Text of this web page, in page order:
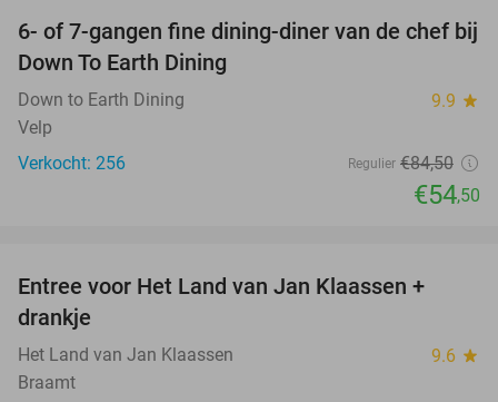
36%
6- of 7-gangen fine dining-diner van de chef bij
Down To Earth Dining
Down to Earth Dining 9.9 star
Velp
Verkocht: 256
Regulier €84,50
€54,50
Entree voor Het Land van Jan Klaassen +
drankje
Het Land van Jan Klaassen 9.6 star
Braamt